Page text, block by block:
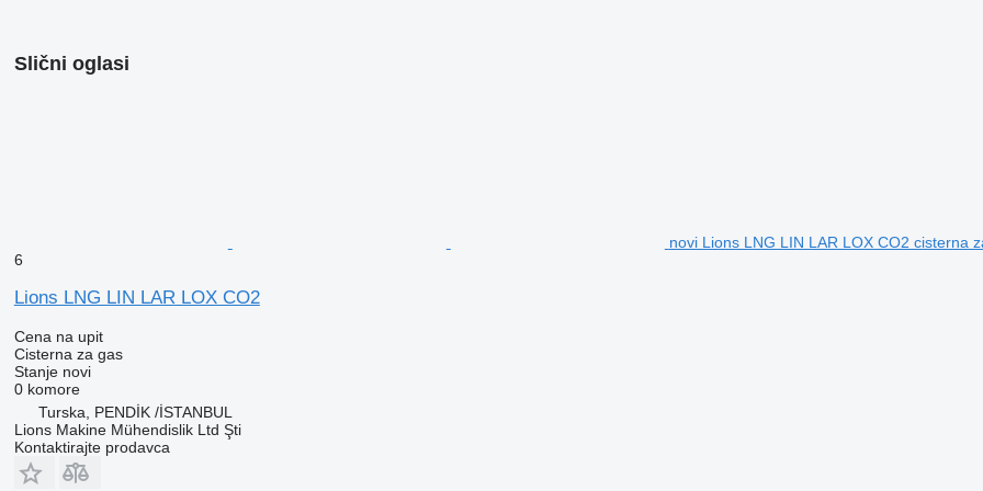
Slični oglasi
novi Lions LNG LIN LAR LOX CO2 cisterna
6
Lions LNG LIN LAR LOX CO2
Cena na upit
Cisterna za gas
Stanjenovi
0 komore
Turska, PENDİK /İSTANBUL
Lions Makine Mühendislik Ltd Şti
Kontaktirajte prodavca